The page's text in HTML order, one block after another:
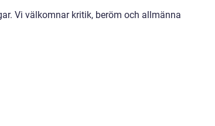
Vi välkomnar kritik, beröm och allmänna